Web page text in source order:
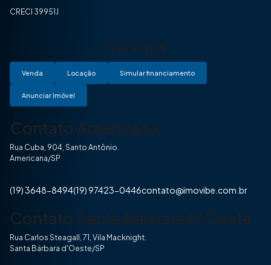
CRECI 39951J
Serviços
Venda Locação Simular financiamento
Anunciar Imóvel
Contato Americana
Rua Cuba, 904, Santo Antônio.
Americana/SP
(19) 3648-8494(19) 97423-0446contato@imovibe.com.br
Contato Santa Bárbara D'Oeste
Rua Carlos Steagall, 71, Vila Macknight.
Santa Bárbara d'Oeste/SP